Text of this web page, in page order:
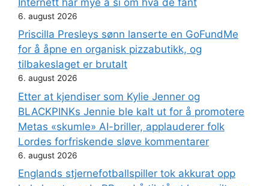
6. august 2026
Priscilla Presleys sønn lanserte en GoFundMe
for å åpne en organisk pizzabutikk, og
tilbakeslaget er brutalt
6. august 2026
Etter at kjendiser som Kylie Jenner og
BLACKPINKs Jennie ble kalt ut for å promotere
Metas «skumle» AI-briller, applauderer folk
Lordes forfriskende sløve kommentarer
6. august 2026
Englands stjernefotballspiller tok akkurat opp